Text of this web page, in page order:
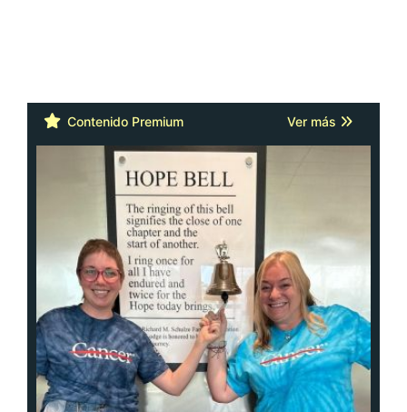
Contenido Premium Ver más